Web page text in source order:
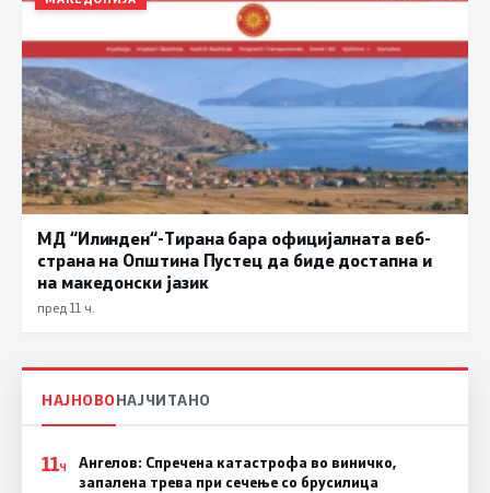
МД “Илинден“-Тирана бара официјалната веб-
страна на Општина Пустец да биде достапна и
на македонски јазик
пред 11 ч.
НАЈНОВОНАЈЧИТАНО
11Ч
Ангелов: Спречена катастрофа во виничко,
запалена трева при сечење со брусилица